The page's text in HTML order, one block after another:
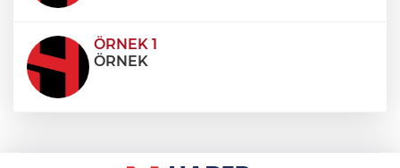
ÖRNEK 1
ÖRNEK